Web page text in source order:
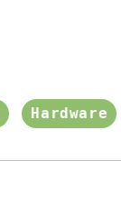
Hardware